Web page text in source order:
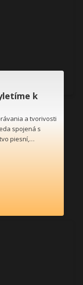
k
a tvorivosti
spojená s
piesní,